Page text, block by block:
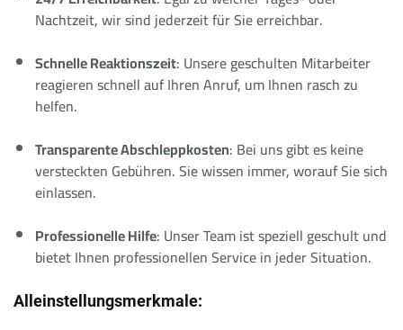
Nachtzeit, wir sind jederzeit für Sie erreichbar.
Schnelle Reaktionszeit: Unsere geschulten Mitarbeiter
reagieren schnell auf Ihren Anruf, um Ihnen rasch zu
helfen.
Transparente Abschleppkosten: Bei uns gibt es keine
versteckten Gebühren. Sie wissen immer, worauf Sie sich
einlassen.
Professionelle Hilfe: Unser Team ist speziell geschult und
bietet Ihnen professionellen Service in jeder Situation.
Alleinstellungsmerkmale: